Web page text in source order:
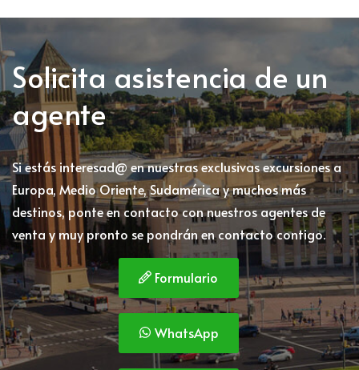
Solicita asistencia de un
agente
Si estás interesad@ en nuestras exclusivas excursiones a
Europa, Medio Oriente, Sudamérica y muchos más
destinos, ponte en contacto con nuestros agentes de
venta y muy pronto se pondrán en contacto contigo.
Formulario
WhatsApp